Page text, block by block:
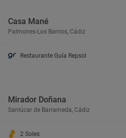
Casa Mané
Palmones-Los Barrios, Cádiz
Restaurante Guía Repsol
Mirador Doñana
Sanlúcar de Barrameda, Cádiz
2 Soles